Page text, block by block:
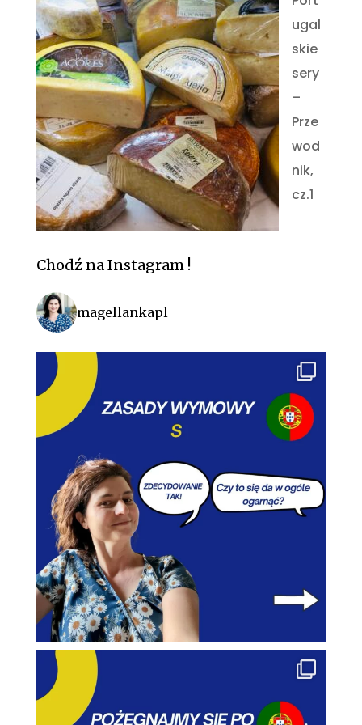
ugal
skie
sery
–
Prze
wod
nik,
cz.1
Chodź na Instagram !
magellankapl